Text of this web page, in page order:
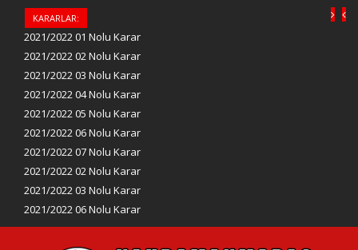
KARARLAR:
2021/2022 01 Nolu Karar
2021/2022 02 Nolu Karar
2021/2022 03 Nolu Karar
2021/2022 04 Nolu Karar
2021/2022 05 Nolu Karar
2021/2022 06 Nolu Karar
2021/2022 07 Nolu Karar
2021/2022 02 Nolu Karar
2021/2022 03 Nolu Karar
2021/2022 06 Nolu Karar